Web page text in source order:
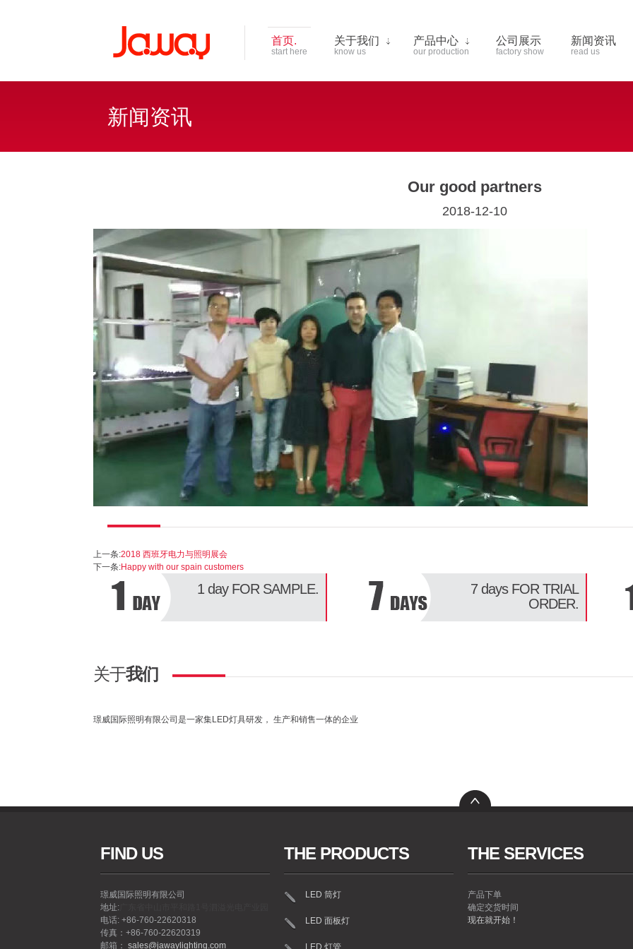
首页.
start here
关于我们
know us
产品中心
our production
公司展示
factory show
新闻资讯
read us
新闻资讯
Our good partners
2018-12-10
上一条:2018 西班牙电力与照明展会
下一条:Happy with our spain customers
1 day FOR SAMPLE. 7 daysFOR TRIAL
ORDER.
关于我们
璟威国际照明有限公司是一家集LED灯具研发， 生产和销售一体的企业
FIND US
璟威国际照明有限公司
地址:
电话: +86-760-22620318
传真：+86-760-22620319
邮箱： sales@jawaylighting.com
THE PRODUCTS
LED 筒灯
LED 面板灯
LED 灯管
THE SERVICES
产品下单
确定交货时间
现在就开始！